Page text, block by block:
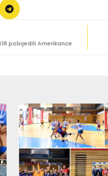
pobijedili Amerikance